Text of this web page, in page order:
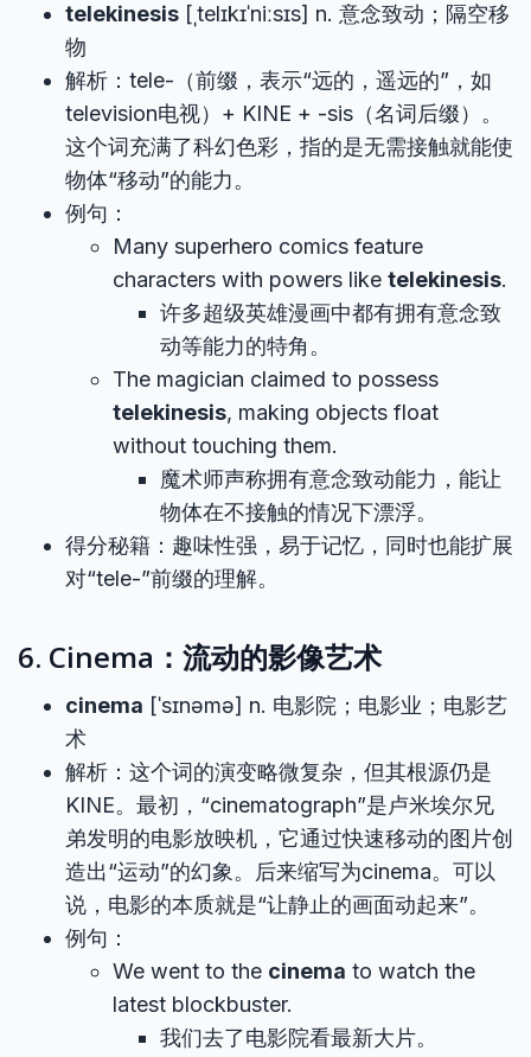
telekinesis [ˌtelɪkɪˈniːsɪs] n. 意念致动；隔空移
物
解析：tele-（前缀，表示“远的，遥远的”，如
television电视）+ KINE + -sis（名词后缀）。
这个词充满了科幻色彩，指的是无需接触就能使
物体“移动”的能力。
例句：
Many superhero comics feature
characters with powers like telekinesis.
许多超级英雄漫画中都有拥有意念致
动等能力的特角。
The magician claimed to possess
telekinesis, making objects float
without touching them.
魔术师声称拥有意念致动能力，能让
物体在不接触的情况下漂浮。
得分秘籍：趣味性强，易于记忆，同时也能扩展
对“tele-”前缀的理解。
6. Cinema：流动的影像艺术
cinema [ˈsɪnəmə] n. 电影院；电影业；电影艺
术
解析：这个词的演变略微复杂，但其根源仍是
KINE。最初，“cinematograph”是卢米埃尔兄
弟发明的电影放映机，它通过快速移动的图片创
造出“运动”的幻象。后来缩写为cinema。可以
说，电影的本质就是“让静止的画面动起来”。
例句：
We went to the cinema to watch the
latest blockbuster.
我们去了电影院看最新大片。